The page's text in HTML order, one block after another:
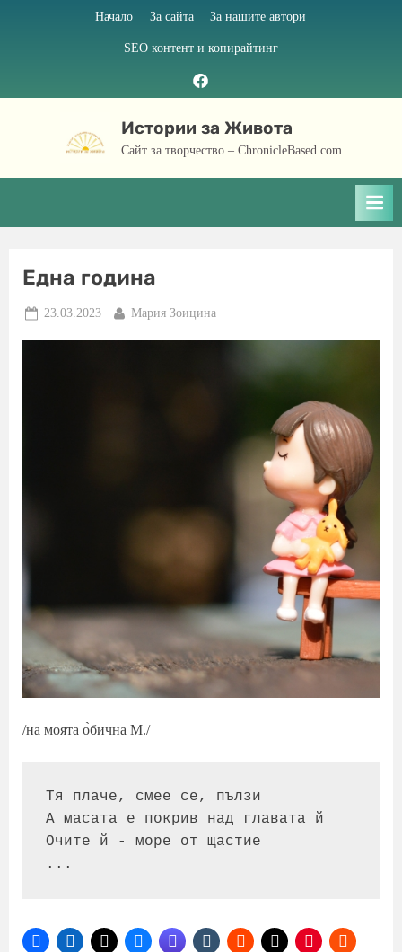
Начало За сайта За нашите автори
SEO контент и копирайтинг
Facebook
page
Истории за Живота
Сайт за творчество – ChronicleBased.com
Една година
Posted
23.03.2023 By
Мария Зоицина
/на моята о̀бична М./
Тя плаче, смее се, пълзи
А масата е покрив над главата й
Очите й - море от щастие
...